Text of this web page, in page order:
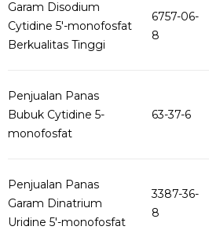
Garam Disodium
Cytidine 5'-monofosfat
Berkualitas Tinggi
6757-06-
8
Penjualan Panas
Bubuk Cytidine 5-
monofosfat
63-37-6
Penjualan Panas
Garam Dinatrium
Uridine 5'-monofosfat
3387-36-
8